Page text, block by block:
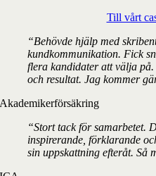
Till vårt
“Behövde hjälp med
kundkommunikation. Fick
flera kandidater att välja
och resultat. Jag kommer
Akademikerförsäkring
“Stort tack för samarbetet.
inspirerande, förklarande
sin uppskattning efteråt. Så